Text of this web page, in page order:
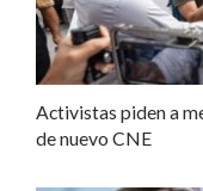
Activistas piden a
de nuevo CNE